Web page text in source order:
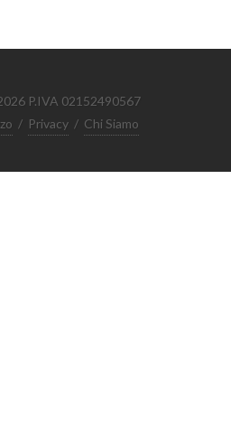
P.IVA 02152490567
/ Privacy / Chi Siamo